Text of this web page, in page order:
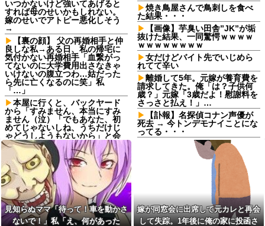
いつかないけど強いてあげると
すれば母のせいかもしれない。
嫁のせいでアトピー悪化しそう
→
【裏の顔】 父の再婚相手と仲
良しな私→ある日、私の帰宅に
気付かない再婚相手「血繋がっ
てないのに大学費用出さなきゃ
いけないの腹立つわ…姑だった
ら先に亡くなるのに笑」私
「…」
本屋に行くと、バックヤード
から「すみません、本当にすみ
ません（泣）「でもあなた、初
めてじゃないしね、うちだけじ
ゃどうしようもないから」と会
話が聞こえてきた→する
と・・・
生活保護の相談に行ったら、
愛猫を手放さないと無理と言わ
れた。子どものような存在だか
ら手放すのは絶対に考えられな
い・・・
妹と差をつけて育てられた。
妹「家も土地も、財産はすべて
焼き鳥屋さんで鳥刺しを食べ
た結果・・・
【画像】芋臭い田舎”JK”が垢
抜けた結果、一同驚愕ｗｗｗｗ
ｗｗｗｗｗｗｗｗ
女だけどバイト先でいじめら
れてて辛い
離婚して5年。元嫁が養育費を
請求してきた。俺「は？子供何
歳？」元嫁「3歳だよ！慰謝料を
さっさと払え！」…
【訃報】名探偵コナン声優が
死去 → 今トンデモナイことにな
ってる・・・
職場で電話を取った新入社員
の女子がヒワイなことを言われ
てショックを受けたことがあっ
20年くらい前だけど当時お付
き合いがあった仲間が神社に赤
いものを身につけちゃいけない
と言ってた
父の再婚相手が職権乱用して
見知らぬママ「待って！車を動かさ
ないで！」私「え、何があった
嫁が同窓会に出席して元カレと再会
して失踪。1年後に俺の家に投函さ